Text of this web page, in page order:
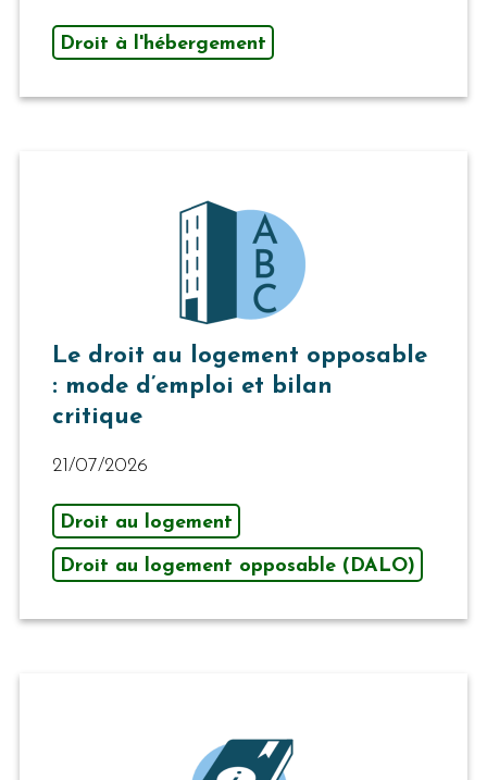
Droit à l'hébergement
Le droit au logement opposable
: mode d’emploi et bilan
critique
21/07/2026
Droit au logement
Droit au logement opposable (DALO)